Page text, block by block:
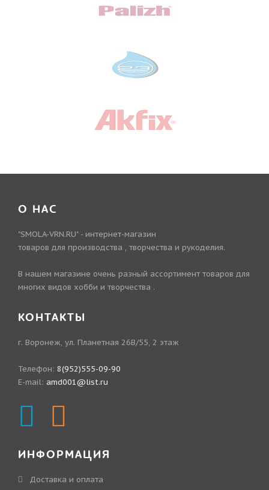
О НАС
"SMOLA-VRN.RU" - интернет-магазин
товаров для производства , творчества и рукоделия.
В нашем магазине очень разный ассортимент товаров для
многих видов хобби и творчества .
КОНТАКТЫ
г. Воронеж, ул. Планетная 26В/55, 2 этаж
Телефон: 8(952)555-09-90
E-mail: amd001@list.ru
ИНФОРМАЦИЯ
Доставка и оплата